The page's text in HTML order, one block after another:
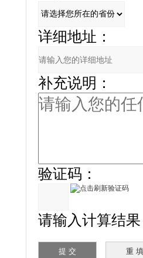
详细地址：
补充说明：
验证码：
请输入计算结果